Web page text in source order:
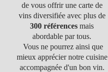
de vous offrir une carte de
vins diversifiée avec plus de
300 références mais
abordable par tous.
Vous ne pourrez ainsi que
mieux apprécier notre cuisine
accompagnée d'un bon vin.